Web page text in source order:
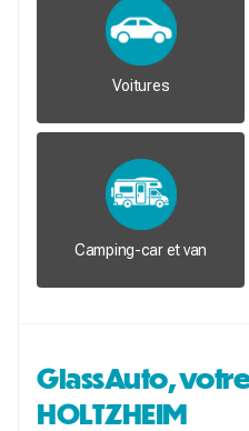
Voitures
Camping-car et van
GlassAuto,
HOLTZHEIM